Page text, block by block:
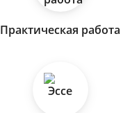
Практическая работа